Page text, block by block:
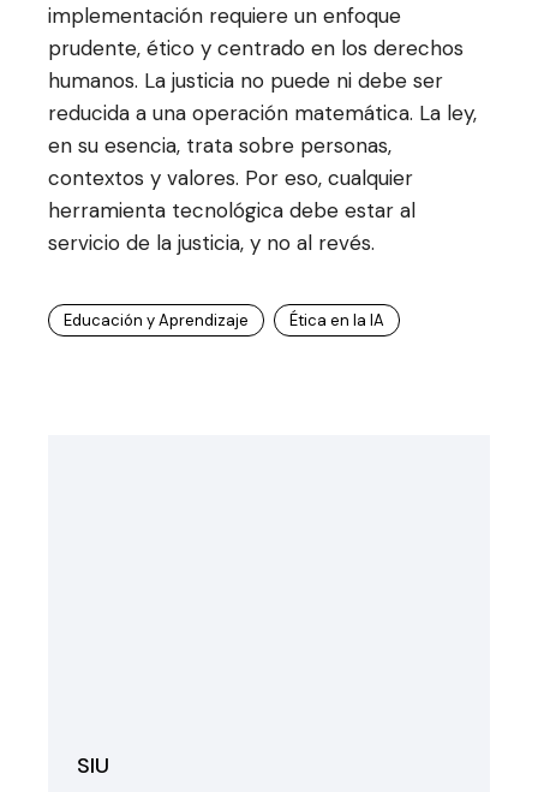
implementación requiere un enfoque
prudente, ético y centrado en los derechos
humanos. La justicia no puede ni debe ser
reducida a una operación matemática. La ley,
en su esencia, trata sobre personas,
contextos y valores. Por eso, cualquier
herramienta tecnológica debe estar al
servicio de la justicia, y no al revés.
Educación y Aprendizaje Ética en la IA
SIU